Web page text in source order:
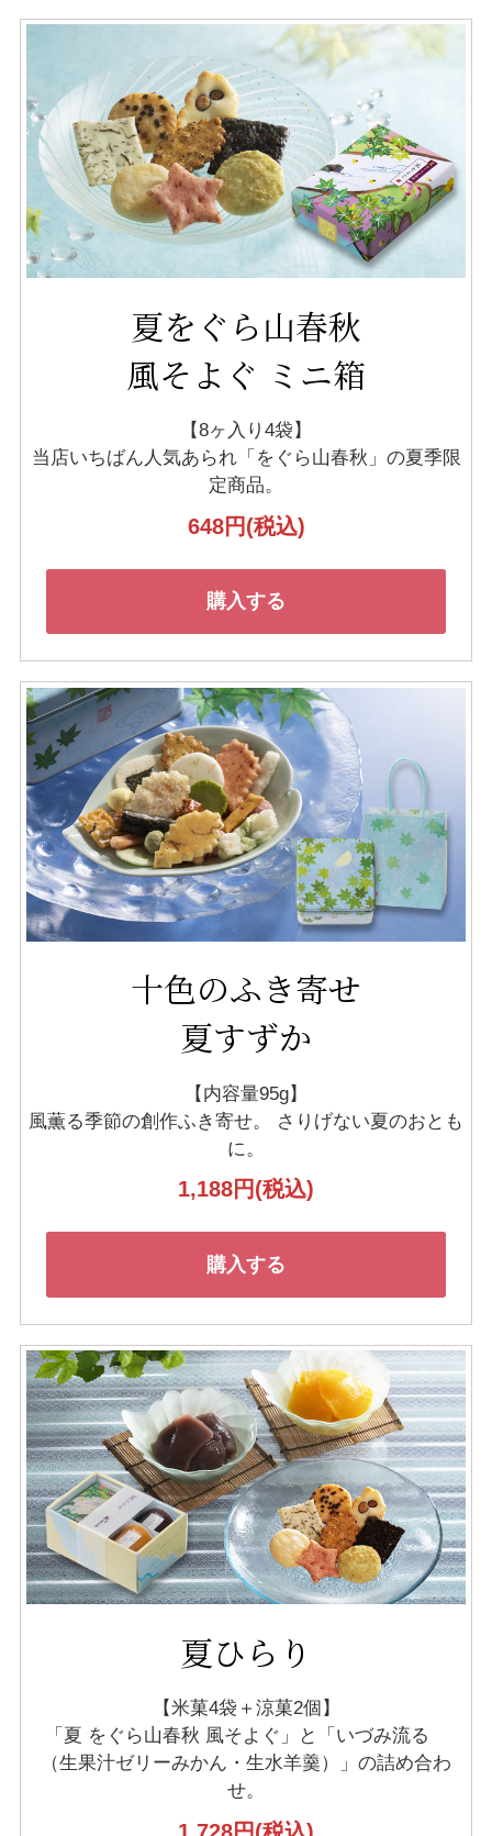
夏をぐら山春秋
風そよぐ ミニ箱
【8ヶ入り4袋】
当店いちばん人気あられ「をぐら山春秋」の夏季限
定商品。
648円(税込)
購入する
十色のふき寄せ
夏すずか
【内容量95g】
風薫る季節の創作ふき寄せ。
さりげない夏のおとも
に。
1,188円(税込)
購入する
夏ひらり
【米菓4袋＋涼菓2個】
「夏 をぐら山春秋 風そよぐ」と
「いづみ流るゝ
（生果汁ゼリーみかん・生水羊羹）」の詰め合わ
せ。